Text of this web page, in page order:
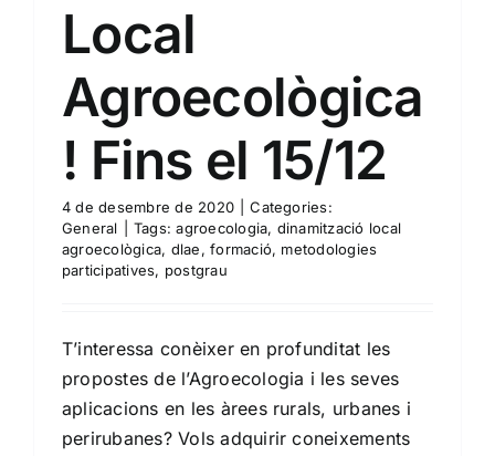
Local
Agroecològica
! Fins el 15/12
4 de desembre de 2020
Categories:
General
Tags:agroecologia, dinamització local
agroecològica, dlae,formació, metodologies
participatives, postgrau
T’interessa conèixer en profunditat les
propostes de l’Agroecologia i les seves
aplicacions en les àrees rurals, urbanes i
perirubanes? Vols adquirir coneixements